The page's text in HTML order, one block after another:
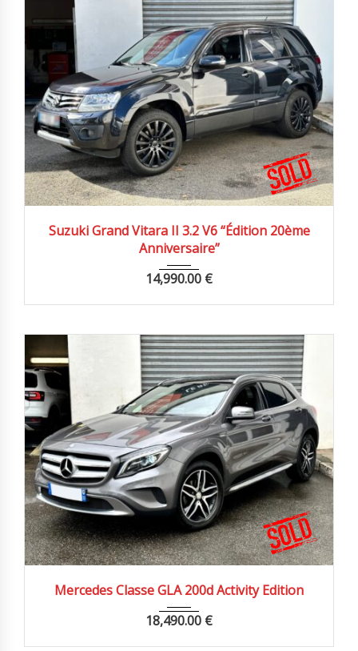
132900 km
Suzuki Grand Vitara II 3.2 V6 “Édition 20ème
Anniversaire”
14,990.00 €
Mercedes Classe GLA 200d Activity Edition
18,490.00 €